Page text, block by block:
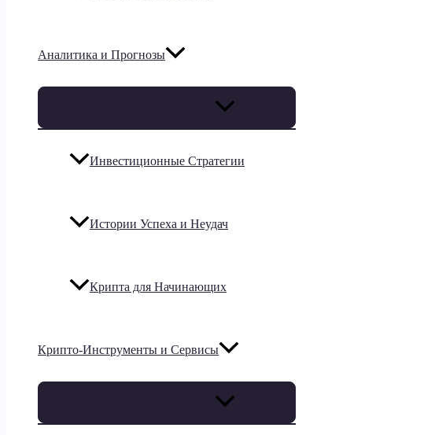
Аналитика и Прогнозы
Инвестиционные Стратегии
Истории Успеха и Неудач
Крипта для Начинающих
Крипто-Инструменты и Сервисы